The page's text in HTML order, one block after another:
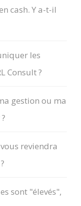
cash. Y a-t-il
les
Consult ?
gestion ou ma
reviendra
sont "élevés",